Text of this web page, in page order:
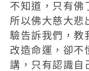
不知道，只有佛
所以佛大慈大悲
驗告訴我們，教
改造命運，卻不
講，只有認識自